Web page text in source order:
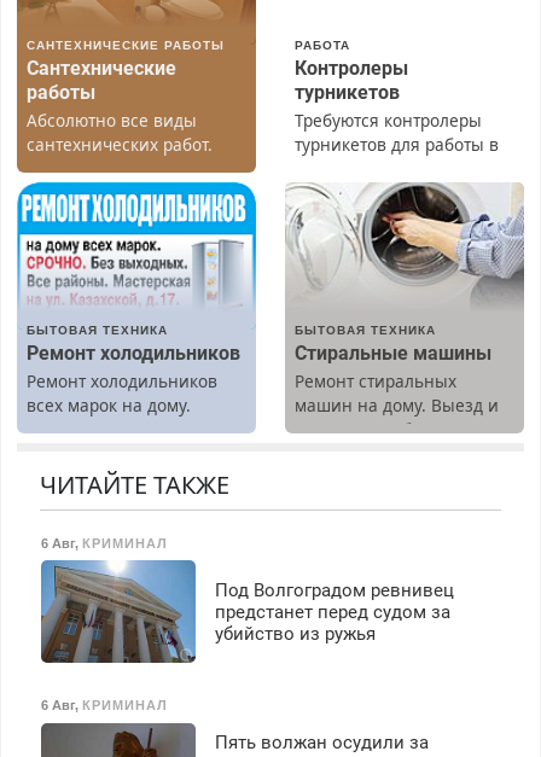
САНТЕХНИЧЕСКИЕ РАБОТЫ
Сантехнические
работы
Абсолютно все виды
сантехнических работ.
Быстро. Качественно.
Недорого.
РАБОТА
Контролеры
турникетов
Требуются контролеры
турникетов для работы в
(мужчины, женщины).
Прием по ТК РФ. График
работы любой.
Бесплатное проживание.
З/п – до 96000 рублей до
Ежемесячно
выплачивается денежная
премия. Возможно
бесплатное обучение,
получение документов,
безопасности с з/п до
БЫТОВАЯ ТЕХНИКА
Ремонт холодильников
Ремонт холодильников
всех марок на дому.
БЫТОВАЯ ТЕХНИКА
Стиральные машины
Ремонт стиральных
машин на дому. Выезд и
диагностика бесплатно.
ЧИТАЙТЕ ТАКЖЕ
6 Авг, КРИМИНАЛ
Под Волгоградом ревнивец
предстанет перед судом за
убийство из ружья
6 Авг, КРИМИНАЛ
Пять волжан осудили за